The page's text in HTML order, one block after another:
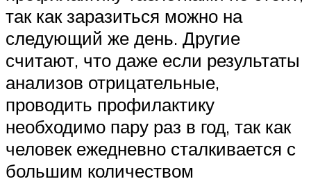
так как заразиться можно на
следующий же день. Другие
считают, что даже если результаты
анализов отрицательные,
проводить профилактику
необходимо пару раз в год, так как
человек ежедневно сталкивается с
большим количеством